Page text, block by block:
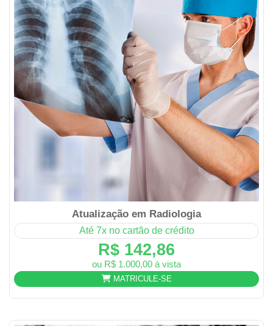
Atualização em Radiologia
Até 7x no cartão de crédito
R$ 142,86
ou R$ 1.000,00 à vista
MATRICULE-SE